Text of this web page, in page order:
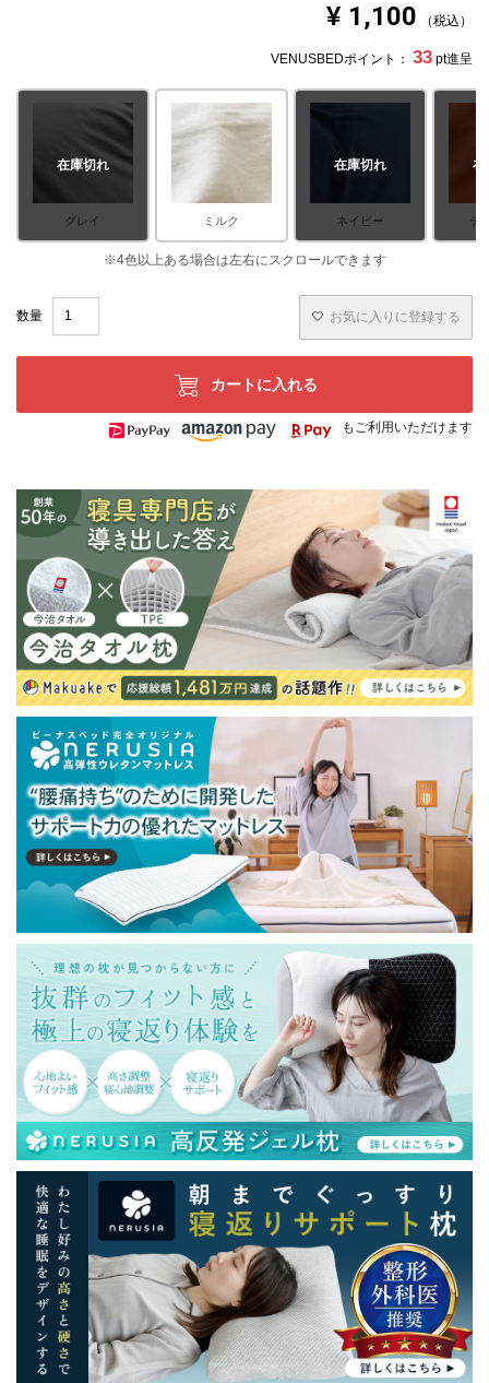
¥ 1,100 税込
VENUSBEDポイント： 33 pt進呈
グレイ
在庫切れ
ミルク ネイビー
在庫切れ
テ
在
お気に入りに登録する
カートに入れる
もご利用いただけます